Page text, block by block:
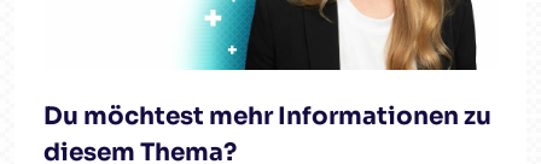
Du möchtest mehr Informationen zu
diesem Thema?